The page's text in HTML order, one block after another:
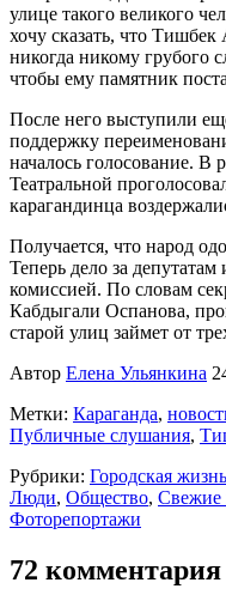
улице такого великого
хочу сказать, что
никогда никому грубого
чтобы ему памятник
После него выступили
поддержку
началось голосование. В
Театральной
карагандинца
Получается, что народ
Теперь дело за
комиссией. По словам
Кабдыгали Оспанова,
старой улиц займет от
Автор Елена Ульянкина
Метки: Караганда,
Публичные слушания,
Рубрики: Городская жизнь
Люди, Общество, Свежие
Фоторепортажи
72 комментария